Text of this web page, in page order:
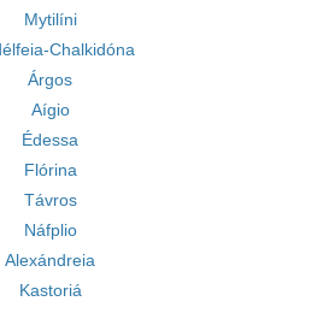
Mytilíni
Chalkidóna
Árgos
Aígio
Édessa
Flórina
Távros
Náfplio
Alexándreia
Kastoriá